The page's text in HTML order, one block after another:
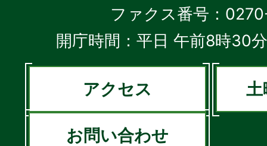
ファクス番号：
開庁時間：平日 午前8時30
アクセス 土
お問い合わせ